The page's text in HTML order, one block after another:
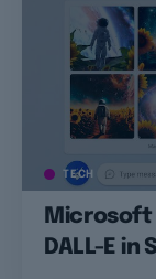
TECH
DALL-E